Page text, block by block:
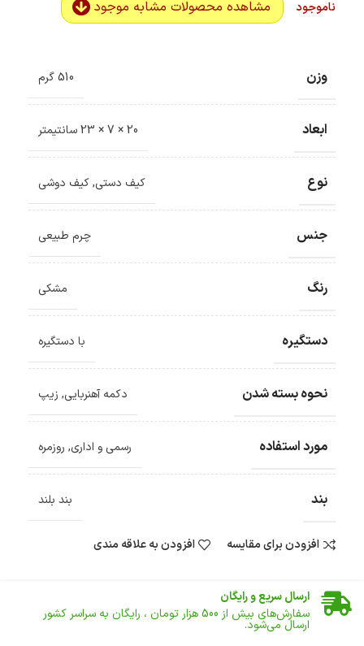
ناموجود مشاهده محصولات مشابه موجود
وزن 510 گرم
ابعاد 20 × 7 × 23 سانتیمتر
نوع کیف دستی,کیف دوشی
جنس چرم طبیعی
رنگ مشکی
دستگیره با دستگیره
نحوه بسته شدن دکمه آهنربایی, زیپ
مورد استفاده رسمی و اداری, روزمره
بند بند بلند
افزودن برای مقایسه افزودن به علاقه مندی
ضمانت اصالت کالا
ارسال سریع و رایگان
سفارش‌های بیش از 500 هزار تومان ، رایگان به سراسر کشور
ارسال می‌شود.